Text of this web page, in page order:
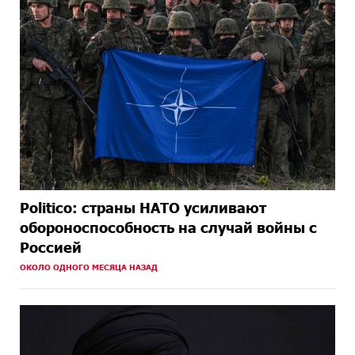
Politico: страны НАТО усиливают
обороноспособность на случай войны с
Россией
ОКОЛО ОДНОГО МЕСЯЦА НАЗАД